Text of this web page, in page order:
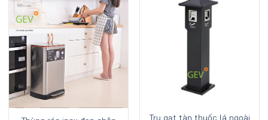
Trụ gạt tàn thuốc lá ngoài